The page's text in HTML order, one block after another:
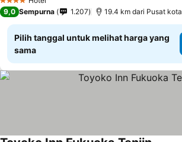
4 Bintang
9,0 Sempurna 1.207 19.4 km dari Pusat kota
Pilih tanggal untuk melihat harga yang
sama